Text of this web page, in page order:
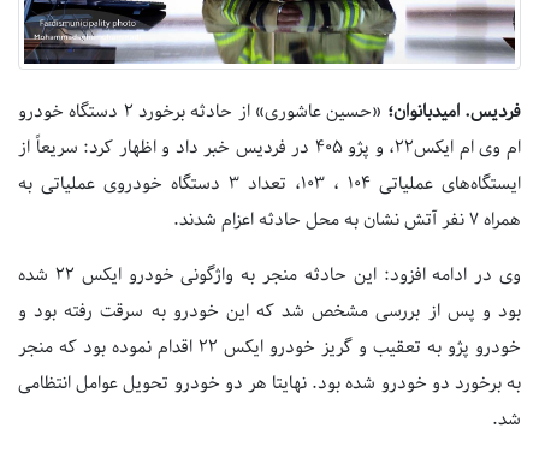
فردیس. امیدبانوان؛
«حسین عاشوری» از حادثه برخورد ۲ دستگاه خودرو
ام وی ام ایکس۲۲، و پژو ۴۰۵ در فردیس خبر داد و اظهار کرد: سریعاً از
ایستگاه‌‌های عملیاتی ۱۰۴ ، ۱۰۳، تعداد ۳ دستگاه خودروی عملیاتی به
همراه ۷ نفر آتش نشان به محل حادثه اعزام شدند.
وی در ادامه افزود: این حادثه منجر به واژگونی خودرو ایکس ۲۲ شده
بود و پس از بررسی مشخص شد که این خودرو به سرقت رفته بود و
خودرو پژو به تعقیب و گریز خودرو ایکس ۲۲ اقدام نموده بود که منجر
به برخورد دو خودرو شده بود. نهایتا هر دو خودرو تحویل عوامل انتظامی
شد.